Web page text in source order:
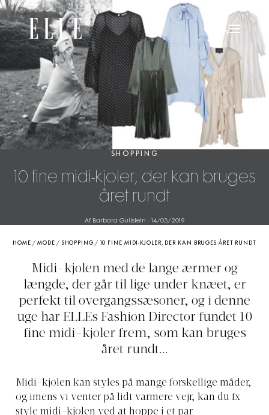
SHOPPING
10 fine midi-kjoler, der kan bruges
året rundt
Af Barbara Gullstein - 14/03/2019
HOME /MODE / SHOPPING / 10 FINE MIDI-KJOLER, DER KAN BRUGES ÅRET RUNDT
Midi-kjolen med de lange ærmer og
længde, der går til lige under knæet, er
perfekt til overgangssæsoner, og i denne
uge har ELLEs Fashion Director fundet 10
fine midi-kjoler frem, som kan bruges
året rundt...
Midi-kjolen kan styles på mange forskellige måder,
og imens vi venter på lidt varmere vejr, kan du fx
style midi-kjolen ved at hoppe i et par